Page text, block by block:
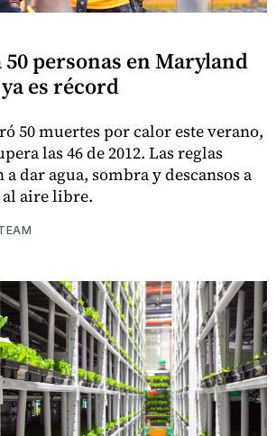
50 personas en Maryland
es récord
50 muertes por calor este verano,
las 46 de 2012. Las reglas
dar agua, sombra y descansos a
aire libre.